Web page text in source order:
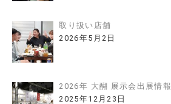
取り扱い店舗
2026年5月2日
2026年 大醐 展示会出展情報
2025年12月23日